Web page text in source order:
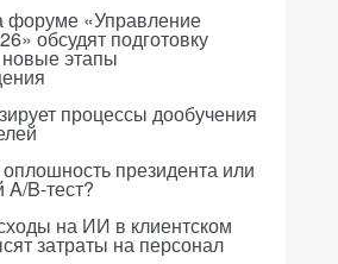
форуме «Управление
обсудят подготовку
этапы
процессы дообучения
президента или
A/B-тест?
на ИИ в клиентском
затраты на персонал